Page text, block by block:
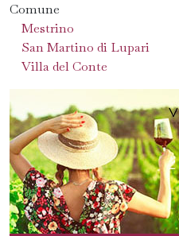
Comune
Mestrino
San Martino di Lupari
Villa del Conte